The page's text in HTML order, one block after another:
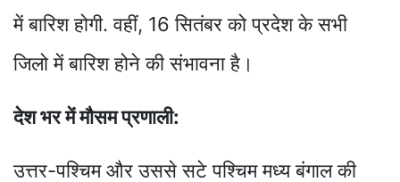
में बारिश होगी. वहीं, 16 सितंबर को प्रदेश के सभी
जिलो में बारिश होने की संभावना है।
देश भर में मौसम प्रणाली:
उत्तर-पश्चिम और उससे सटे पश्चिम मध्य बंगाल की